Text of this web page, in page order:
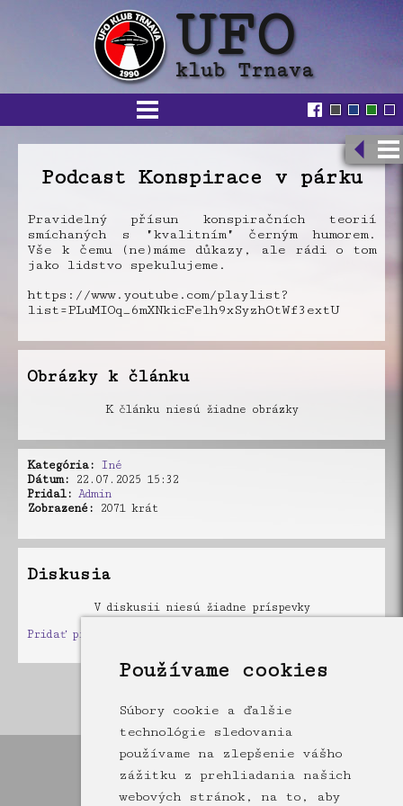
Používame cookies
Súbory cookie a ďalšie
technológie sledovania
používame na zlepšenie vášho
zážitku z prehliadania našich
webových stránok, na to, aby
Podcast Konspirace v párku
Pravidelný přísun konspiračních teorií
smíchaných s "kvalitním" černým humorem.
Vše k čemu (ne)máme důkazy, ale rádi o tom
jako lidstvo spekulujeme.
https://www.youtube.com/playlist?
list=PLuMIOq_6mXNkicFelh9xSyzhOtWf3extU
Obrázky k článku
K článku niesú žiadne obrázky
Kategória: Iné
Dátum: 22.07.2025 15:32
Pridal: Admin
Zobrazené: 2071 krát
Diskusia
V diskusii niesú žiadne príspevky
Pridať príspevok
Články